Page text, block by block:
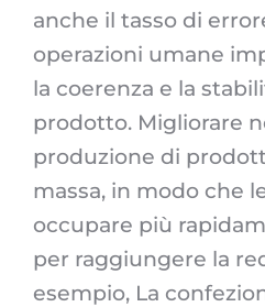
anche il tasso di
operazioni umane
la coerenza e la
prodotto. Migliorare
produzione di
massa, in modo che
occupare più
per raggiungere la
esempio, La